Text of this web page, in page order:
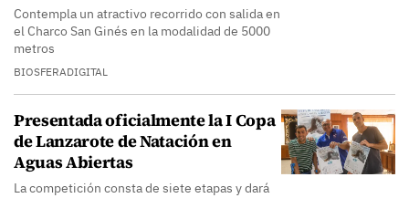
Contempla un atractivo recorrido con salida en
el Charco San Ginés en la modalidad de 5000
metros
BIOSFERADIGITAL
Presentada oficialmente la I Copa
de Lanzarote de Natación en
Aguas Abiertas
La competición consta de siete etapas y dará